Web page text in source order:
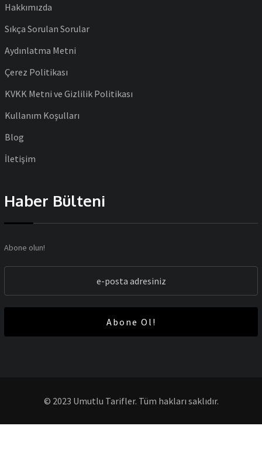
Hakkımızda
Sıkça Sorulan Sorular
Aydınlatma Metni
Çerez Politikası
KVKK Metni ve Gizlilik Politikası
Kullanım Koşulları
Blog
İletişim
Haber Bülteni
Abone olun!
Abone Ol!
© 2023 Umutlu Tarifler. Tüm hakları saklıdır.